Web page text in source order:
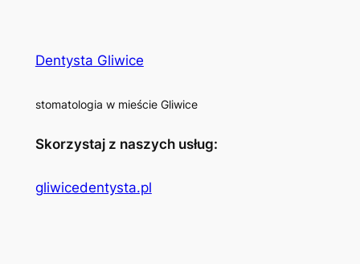
Dentysta Gliwice
stomatologia w mieście Gliwice
Skorzystaj z naszych usług:
gliwicedentysta.pl